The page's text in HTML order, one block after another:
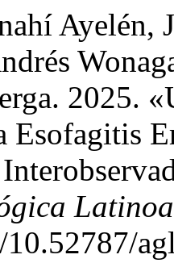
Ayelén,
2025.
Esofagitis